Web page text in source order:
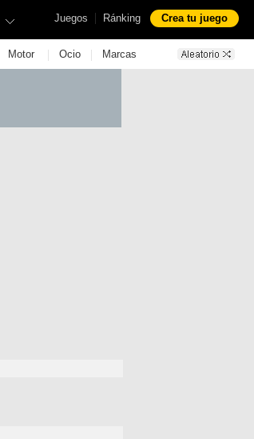
Juegos | Ránking Crea tu juego
Motor | Ocio | Marcas